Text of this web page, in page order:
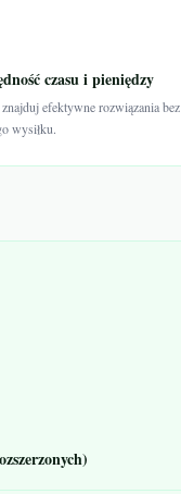
czasu i pieniędzy
efektywne rozwiązania bez
wysiłku.